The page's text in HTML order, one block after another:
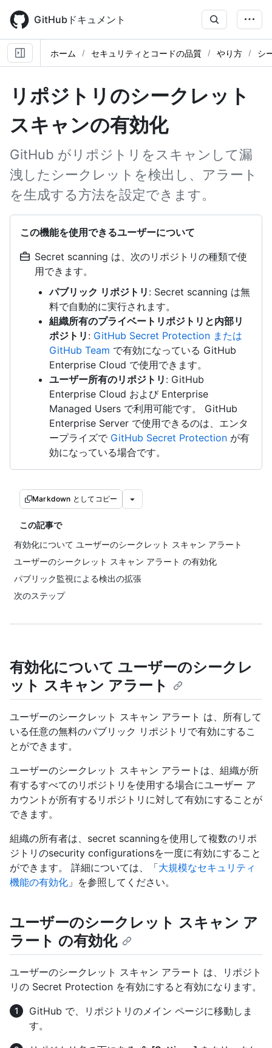
main
content
GitHubドキュメント
ホーム セキュリティとコードの品質 やり方 シ
リポジトリのシークレット
スキャンの有効化
GitHub がリポジトリをスキャンして漏
洩したシークレットを検出し、アラート
を生成する方法を設定できます。
この機能を使用できるユーザーについて
Secret scanning は、次のリポジトリの種類で使
用できます。
パブリック リポジトリ : Secret scanning は無
料で自動的に実行されます。
組織所有のプライベートリポジトリと内部リ
ポジトリ : GitHub Secret Protection または
GitHub Team で有効になっている GitHub
Enterprise Cloud で使用できます。
ユーザー所有のリポジトリ : GitHub
Enterprise Cloud および Enterprise
Managed Users で利用可能です。 GitHub
Enterprise Server で使用できるのは、エンタ
ープライズで GitHub Secret Protection が有
効になっている場合です。
Markdown としてコピー
この記事で
有効化について ユーザーのシークレット スキャン アラート
ユーザーのシークレット スキャン アラート の有効化
パブリック監視による検出の拡張
次のステップ
有効化について ユーザーのシークレ
ット スキャン アラート
ユーザーのシークレット スキャン アラート は、所有して
いる任意の無料のパブリック リポジトリで有効にするこ
とができます。
ユーザーのシークレット スキャン アラートは、組織が所
有するすべてのリポジトリを使用する場合にユーザー ア
カウントが所有するリポジトリに対して有効にすることが
できます。
組織の所有者は、secret scanningを使用して複数のリポ
ジトリのsecurity configurationsを一度に有効にすること
ができます。 詳細については、「大規模なセキュリティ
機能の有効化 」を参照してください。
ユーザーのシークレット スキャン ア
ラート の有効化
ユーザーのシークレット スキャン アラート は、リポジト
リの Secret Protection を有効にすると有効になります。
GitHub で、リポジトリのメイン ページに移動しま
す。